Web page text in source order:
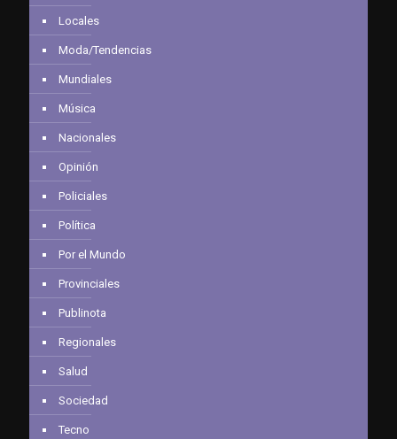
Locales
Moda/Tendencias
Mundiales
Música
Nacionales
Opinión
Policiales
Política
Por el Mundo
Provinciales
Publinota
Regionales
Salud
Sociedad
Tecno